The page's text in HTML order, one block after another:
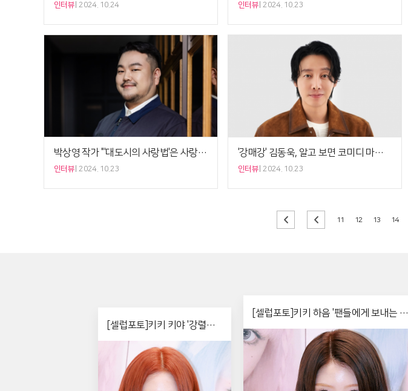
인터뷰 2024. 10.24 인터뷰 2024. 10.23
박상영 작가 "'대도시의 사랑법'은 사랑에 대한 탐구 보고서"[5분 인터뷰]
인터뷰 2024. 10.23
'강매강' 김동욱, 알고 보면 코미디 마니아 [인터뷰]
인터뷰 2024. 10.23
11 12 13 14
[셀럽포토]키키 키야 '강렬한
레드 헤어'
[셀럽포토]키키 하음 '팬들에게 보내는 하
트'